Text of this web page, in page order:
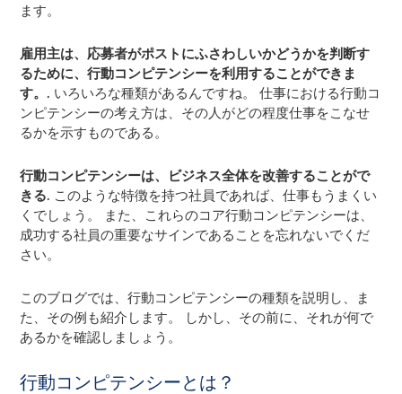
ます。
雇用主は、応募者がポストにふさわしいかどうかを判断す
るために、行動コンピテンシーを利用することができま
す。 . いろいろな種類があるんですね。 仕事における行動コ
ンピテンシーの考え方は、その人がどの程度仕事をこなせ
るかを示すものである。
行動コンピテンシーは、ビジネス全体を改善することがで
きる. このような特徴を持つ社員であれば、仕事もうまくい
くでしょう。 また、これらのコア行動コンピテンシーは、
成功する社員の重要なサインであることを忘れないでくだ
さい。
このブログでは、行動コンピテンシーの種類を説明し、ま
た、その例も紹介します。 しかし、その前に、それが何で
あるかを確認しましょう。
行動コンピテンシーとは？